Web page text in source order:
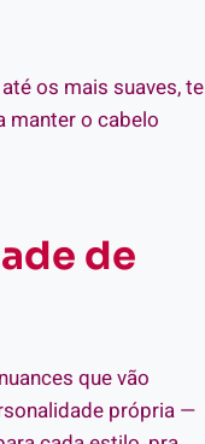
os mais suaves, te
manter o cabelo
de
que vão
própria —